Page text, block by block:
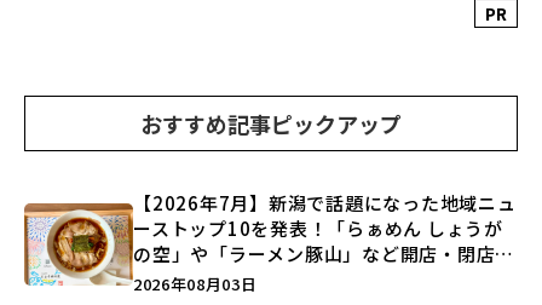
PR
おすすめ記事ピックアップ
【2026年7月】新潟で話題になった地域ニュ
ーストップ10を発表！「らぁめん しょうが
の空」や「ラーメン豚山」など開店・閉店の
注目記事をランキングでご紹介♪
2026年08月03日